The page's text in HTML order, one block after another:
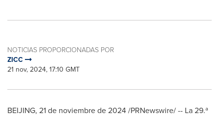
NOTICIAS PROPORCIONADAS POR
ZICC
21 nov, 2024, 17:10 GMT
BEIJING, 21 de noviembre de 2024/PRNewswire/ -- La 29.ª